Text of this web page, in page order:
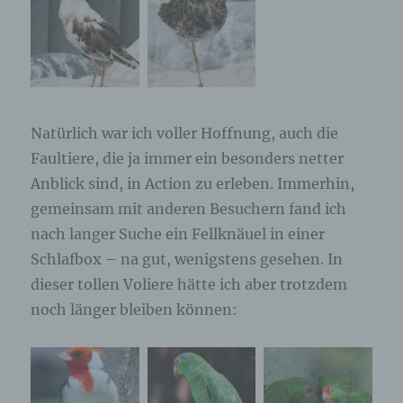
Natürlich war ich voller Hoffnung, auch die
Faultiere, die ja immer ein besonders netter
Anblick sind, in Action zu erleben. Immerhin,
gemeinsam mit anderen Besuchern fand ich
nach langer Suche ein Fellknäuel in einer
Schlafbox – na gut, wenigstens gesehen. In
dieser tollen Voliere hätte ich aber trotzdem
noch länger bleiben können:
betroffenen Person hinterlassenen Kommentaren
auch Angaben zum Zeitpunkt der
Kommentareingabe sowie zu dem von der
betroffenen Person gewählten Nutzernamen
(Pseudonym) gespeichert und veröffentlicht.
Adresse mitprotokolliert. Diese Speicherung der
IP-Adresse erfolgt aus Sicherheitsgründen und für
den Fall, dass die betroffene Person durch einen
abgegebenen Kommentar die Rechte Dritter
verletzt oder rechtswidrige Inhalte postet. Die
erfolgt daher im eigenen Interesse des für die
Verarbeitung Verantwortlichen, damit sich dieser
im Falle einer Rechtsverletzung gegebenenfalls
exkulpieren könnte. Es erfolgt keine Weitergabe
dieser erhobenen personenbezogenen Daten an
gesetzlich vorgeschrieben ist oder der
Rechtsverteidigung des für die Verarbeitung
Verantwortlichen dient.